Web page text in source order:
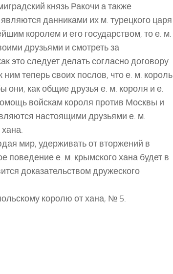
князь Ракочи а также
данниками их м. турецкого царя
королем и его государством, то е. м.
друзьями и смотреть за
это следует делать согласно договору
теперь своих послов, что е. м. король
они, как общие друзья е. м. короля и е.
войскам короля против Москвы и
настоящими друзьями е. м.
мир, удерживать от вторжений в
поведение е. м. крымского хана будет в
доказательством дружеского
королю от хана, № 5.